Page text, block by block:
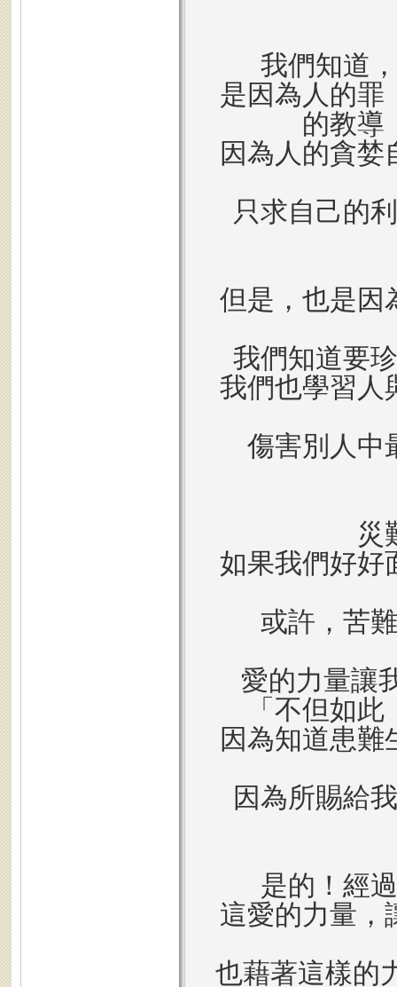
我們知道
是因為人的罪
的教導
因為人的貪
只求自己的
但是，也是因
我們知道要
我們也學習人
傷害別人中
災
如果我們好好
或許，苦
愛的力量讓
「不但如
因為知道患
因為所賜給
是的！經
這愛的力量，
也藉著這樣的